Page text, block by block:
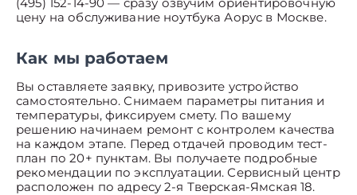
цену на обслуживание ноутбука Аорус в Москве.
Как мы работаем
Вы оставляете заявку, привозите устройство
самостоятельно. Снимаем параметры питания и
температуры, фиксируем смету. По вашему
решению начинаем ремонт с контролем качества
на каждом этапе. Перед отдачей проводим тест-
план по 20+ пунктам. Вы получаете подробные
рекомендации по эксплуатации. Сервисный центр
расположен по адресу 2-я Тверская-Ямская 18.